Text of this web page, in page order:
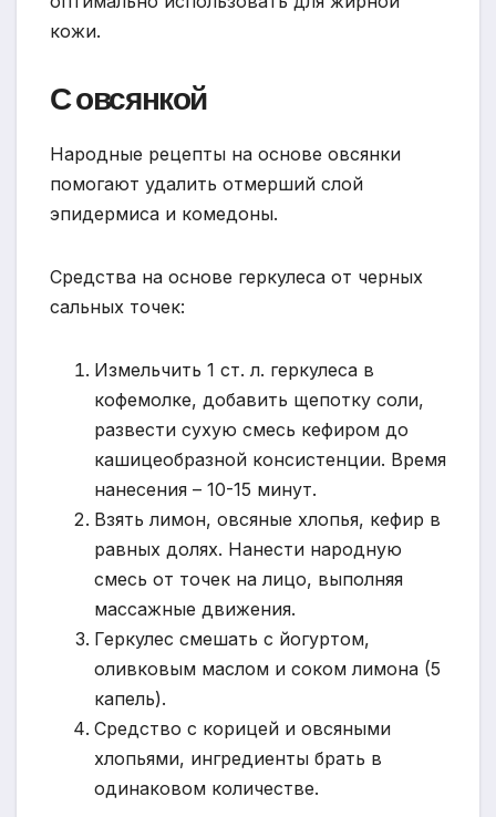
кожи.
С овсянкой
Народные рецепты на основе овсянки
помогают удалить отмерший слой
эпидермиса и комедоны.
Средства на основе геркулеса от черных
сальных точек:
Измельчить 1 ст. л. геркулеса в
кофемолке, добавить щепотку соли,
развести сухую смесь кефиром до
кашицеобразной консистенции. Время
нанесения – 10-15 минут.
Взять лимон, овсяные хлопья, кефир в
равных долях. Нанести народную
смесь от точек на лицо, выполняя
массажные движения.
Геркулес смешать с йогуртом,
оливковым маслом и соком лимона (5
капель).
Средство с корицей и овсяными
хлопьями, ингредиенты брать в
одинаковом количестве.